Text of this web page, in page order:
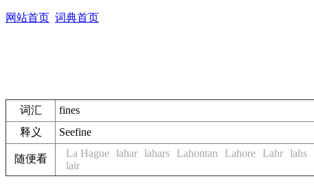
网站首页 词典首页
词汇
fines
释义
Seefine
随便看 La Hague lahar lahars Lahontan Lahore Lahr lahs
lair